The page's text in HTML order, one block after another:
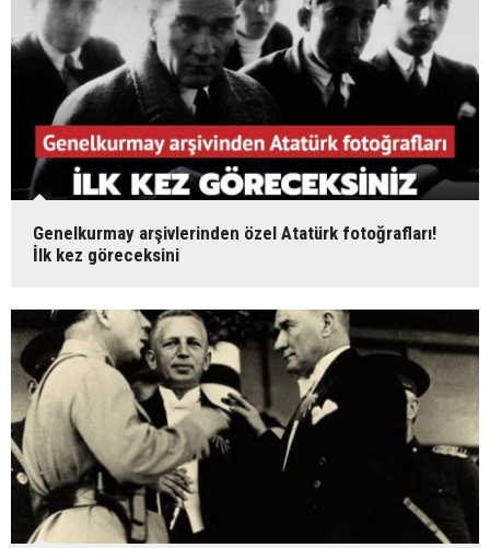
Genelkurmay arşivlerinden özel Atatürk fotoğrafları!
İlk kez göreceksini